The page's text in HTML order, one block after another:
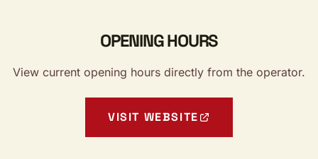
OPENING HOURS
View current opening hours directly from the operator.
VISIT WEBSITE